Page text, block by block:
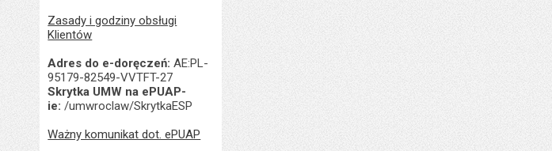
Zasady i godziny obsługi
Klientów
Adres do e-doręczeń: AE:PL-
95179-82549-VVTFT-27
Skrytka UMW na ePUAP-
ie: /umwroclaw/SkrytkaESP
Ważny komunikat dot. ePUAP